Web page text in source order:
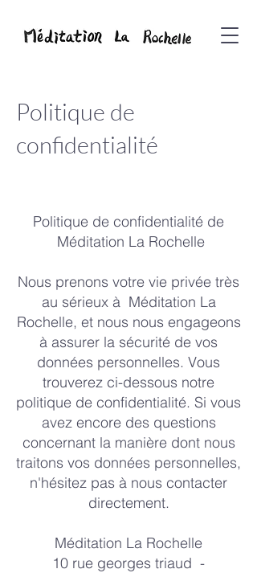
Politique de
confidentialité
Politique de confidentialité de
Méditation La Rochelle
Nous prenons votre vie privée très
au sérieux à Méditation La
Rochelle, et nous nous engageons
à assurer la sécurité de vos
données personnelles. Vous
trouverez ci-dessous notre
politique de confidentialité. Si vous
avez encore des questions
concernant la manière dont nous
traitons vos données personnelles,
n'hésitez pas à nous contacter
directement.
Méditation La Rochelle
10 rue georges triaud -